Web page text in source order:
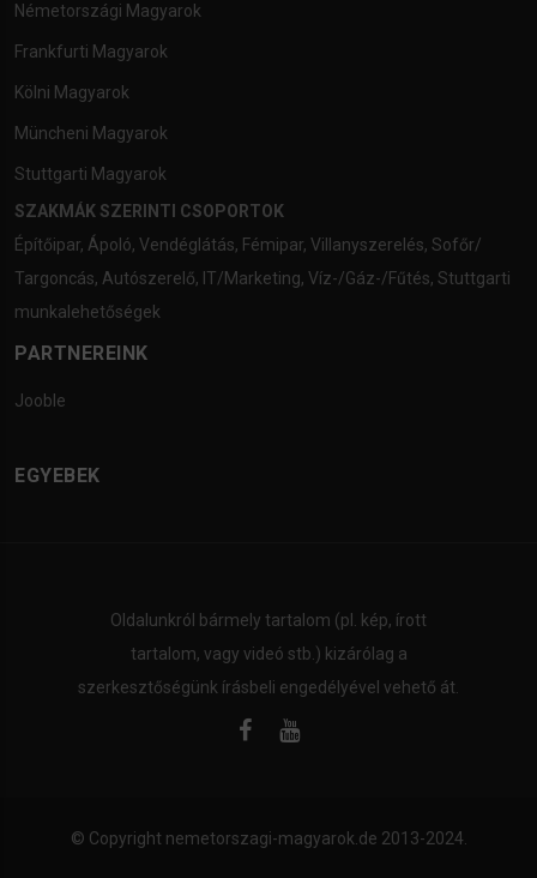
Németországi Magyarok
Frankfurti Magyarok
Kölni Magyarok
Müncheni Magyarok
Stuttgarti Magyarok
SZAKMÁK SZERINTI CSOPORTOK
Építőipar, Ápoló, Vendéglátás, Fémipar, Villanyszerelés, Sofőr/
Targoncás, Autószerelő, IT/Marketing, Víz-/Gáz-/Fűtés, Stuttgarti
munkalehetőségek
PARTNEREINK
Jooble
EGYEBEK
Oldalunkról bármely tartalom (pl. kép, írott
tartalom, vagy videó stb.) kizárólag a
szerkesztőségünk írásbeli engedélyével vehető át.
© Copyright nemetorszagi-magyarok.de 2013-2024.